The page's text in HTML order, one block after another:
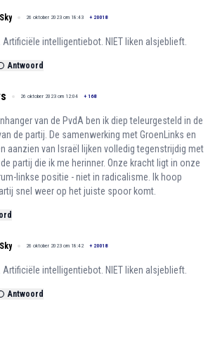
26 oktober 2023 om 18:43 + 20018
Artificiële intelligentiebot. NIET liken alsjeblieft.
Antwoord
26 oktober 2023 om 12:04 + 168
van de PvdA ben ik diep teleurgesteld in de
de partij. De samenwerking met GroenLinks en
aanzien van Israël lijken volledig tegenstrijdig met
partij die ik me herinner. Onze kracht ligt in onze
linkse positie - niet in radicalisme. Ik hoop
snel weer op het juiste spoor komt.
26 oktober 2023 om 18:42 + 20018
Artificiële intelligentiebot. NIET liken alsjeblieft.
Antwoord